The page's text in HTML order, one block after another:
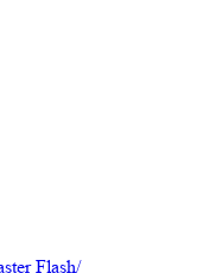
Flash/